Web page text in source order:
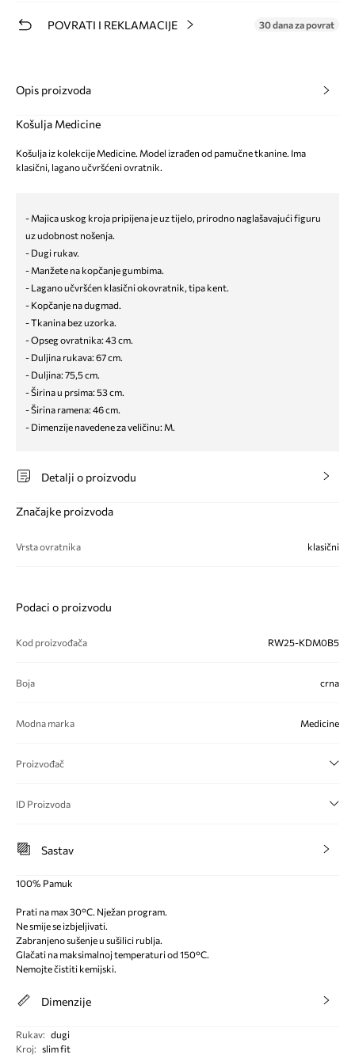
POVRATI I REKLAMACIJE 30 dana za povrat
Opis proizvoda
Košulja Medicine
Košulja iz kolekcije Medicine. Model izrađen od pamučne tkanine. Ima
klasični, lagano učvršćeni ovratnik.
- Majica uskog kroja pripijena je uz tijelo, prirodno naglašavajući figuru
uz udobnost nošenja.
- Dugi rukav.
- Manžete na kopčanje gumbima.
- Lagano učvršćen klasični okovratnik, tipa kent.
- Kopčanje na dugmad.
- Tkanina bez uzorka.
- Opseg ovratnika: 43 cm.
- Duljina rukava: 67 cm.
- Duljina: 75,5 cm.
- Širina u prsima: 53 cm.
- Širina ramena: 46 cm.
- Dimenzije navedene za veličinu: M.
Detalji o proizvodu
Značajke proizvoda
Vrsta ovratnika klasični
Podaci o proizvodu
Kod proizvođača RW25-KDM0B5
Boja crna
Modna marka Medicine
Proizvođač
ID Proizvoda
Sastav
100% Pamuk
Prati na max 30°C. Nježan program.
Ne smije se izbjeljivati.
Zabranjeno sušenje u sušilici rublja.
Glačati na maksimalnoj temperaturi od 150°C.
Nemojte čistiti kemijski.
Dimenzije
Rukav: dugi
Kroj: slim fit